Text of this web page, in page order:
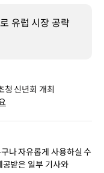
유럽 시장 공략
청 신년회 개최
나 자유롭게 사용하실 수
받은 일부 기사와